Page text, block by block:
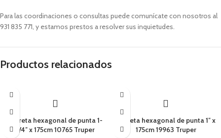
Para las coordinaciones o consultas puede comunícate con nosotros al
931 835 771, y estamos prestos a resolver sus inquietudes.
Productos relacionados
Barreta hexagonal de punta 1-
1/4″ x 175cm 10765 Truper
Barreta hexagonal de punta 1″ x
175cm 19963 Truper